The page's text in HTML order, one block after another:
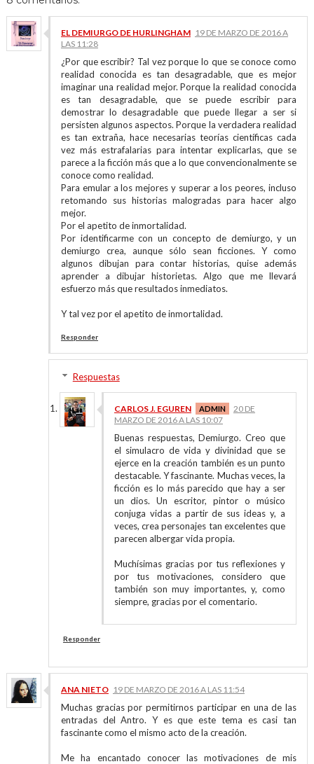
EL DEMIURGO DE HURLINGHAM 19 DE MARZO DE 2016 A
LAS 11:28
¿Por que escribir? Tal vez porque lo que se conoce como
realidad conocida es tan desagradable, que es mejor
imaginar una realidad mejor. Porque la realidad conocida
es tan desagradable, que se puede escribir para
demostrar lo desagradable que puede llegar a ser si
persisten algunos aspectos. Porque la verdadera realidad
es tan extraña, hace necesarias teorías científicas cada
vez más estrafalarias para intentar explicarlas, que se
parece a la ficción más que a lo que convencionalmente se
conoce como realidad.
Para emular a los mejores y superar a los peores, incluso
retomando sus historias malogradas para hacer algo
mejor.
Por el apetito de inmortalidad.
Por identificarme con un concepto de demiurgo, y un
demiurgo crea, aunque sólo sean ficciones. Y como
algunos dibujan para contar historias, quise además
aprender a dibujar historietas. Algo que me llevará
esfuerzo más que resultados inmediatos.
Y tal vez por el apetito de inmortalidad.
Responder
Respuestas
CARLOS J. EGUREN
20 DE
MARZO DE 2016 A LAS 10:07
Buenas respuestas, Demiurgo. Creo que
el simulacro de vida y divinidad que se
ejerce en la creación también es un punto
destacable. Y fascinante. Muchas veces, la
ficción es lo más parecido que hay a ser
un dios. Un escritor, pintor o músico
conjuga vidas a partir de sus ideas y, a
veces, crea personajes tan excelentes que
parecen albergar vida propia.
Muchísimas gracias por tus reflexiones y
por tus motivaciones, considero que
también son muy importantes, y, como
siempre, gracias por el comentario.
Responder
ANA NIETO 19 DE MARZO DE 2016 A LAS 11:54
Muchas gracias por permitirnos participar en una de las
entradas del Antro. Y es que este tema es casi tan
fascinante como el mismo acto de la creación.
Me ha encantado conocer las motivaciones de mis